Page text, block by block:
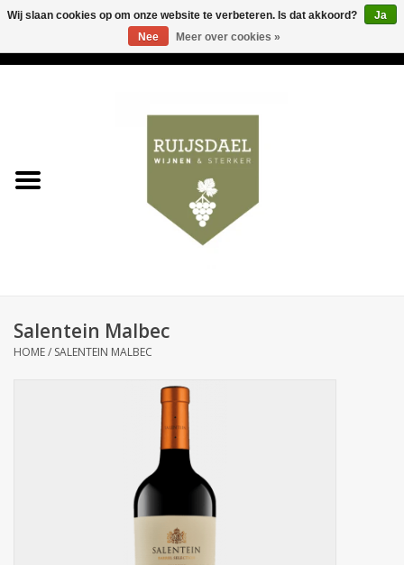
& sterker
Contact
Salentein Malbec
HOME/ SALENTEIN MALBEC
Wij slaan cookies op om onze website te verbeteren. Is dat akkoord?
Ja
Nee
Meer over cookies »